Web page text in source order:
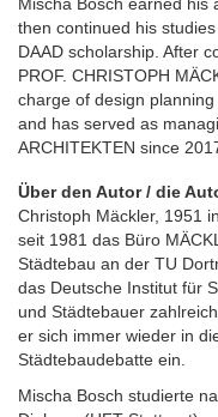
then continued his
DAAD scholarship. After
PROF. CHRISTOPH
charge of design
and has served as
ARCHITEKTEN since
Über den Autor / die
Christoph Mäckler, 1951
seit 1981 das Büro
Städtebau an der TU
das Deutsche Institut für
und Städtebauer
er sich immer wieder in
Städtebaudebatte ein.
Mischa Bosch studierte